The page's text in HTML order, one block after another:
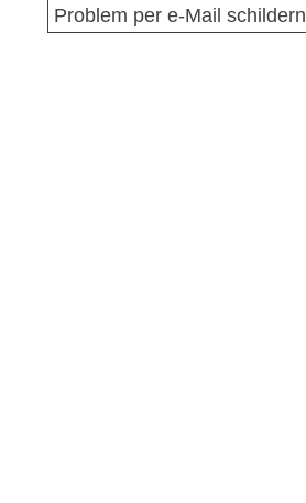
Problem per e-Mail schildern